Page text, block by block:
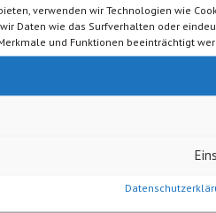
verwenden wir Technologien wie
Daten wie das Surfverhalten oder
und Funktionen beeinträchtigt